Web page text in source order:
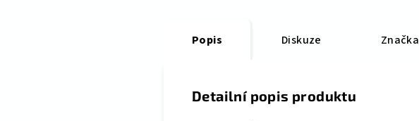
Popis Diskuze Značka
Detailní popis produktu